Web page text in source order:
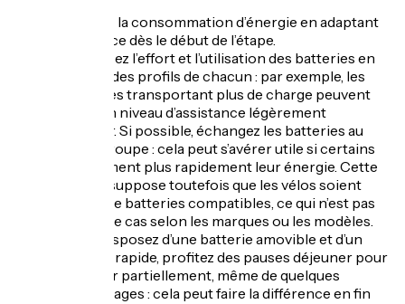
Anticipez la consommation d’énergie en adaptant
l’assistance dès le début de l’étape.
Répartissez l’effort et l’utilisation des batteries en
fonction des profils de chacun : par exemple, les
personnes transportant plus de charge peuvent
utiliser un niveau d’assistance légèrement
supérieur. Si possible, échangez les batteries au
sein du groupe : cela peut s’avérer utile si certains
consomment plus rapidement leur énergie. Cette
solution suppose toutefois que les vélos soient
équipés de batteries compatibles, ce qui n’est pas
toujours le cas selon les marques ou les modèles.
Si vous disposez d’une batterie amovible et d’un
chargeur rapide, profitez des pauses déjeuner pour
recharger partiellement, même de quelques
pourcentages : cela peut faire la différence en fin